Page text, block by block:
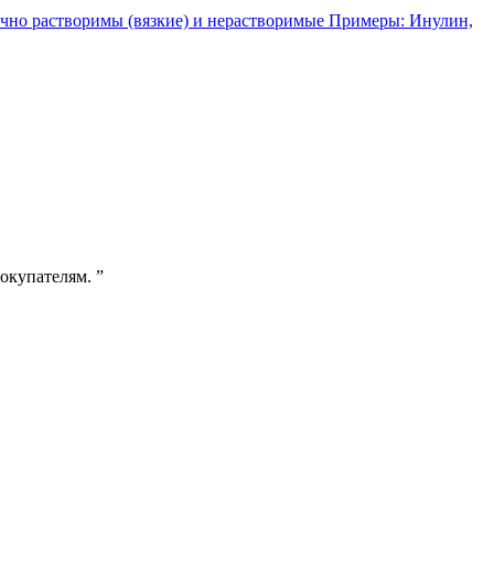
растворимы (вязкие) и нерастворимые Примеры: Инулин,
”